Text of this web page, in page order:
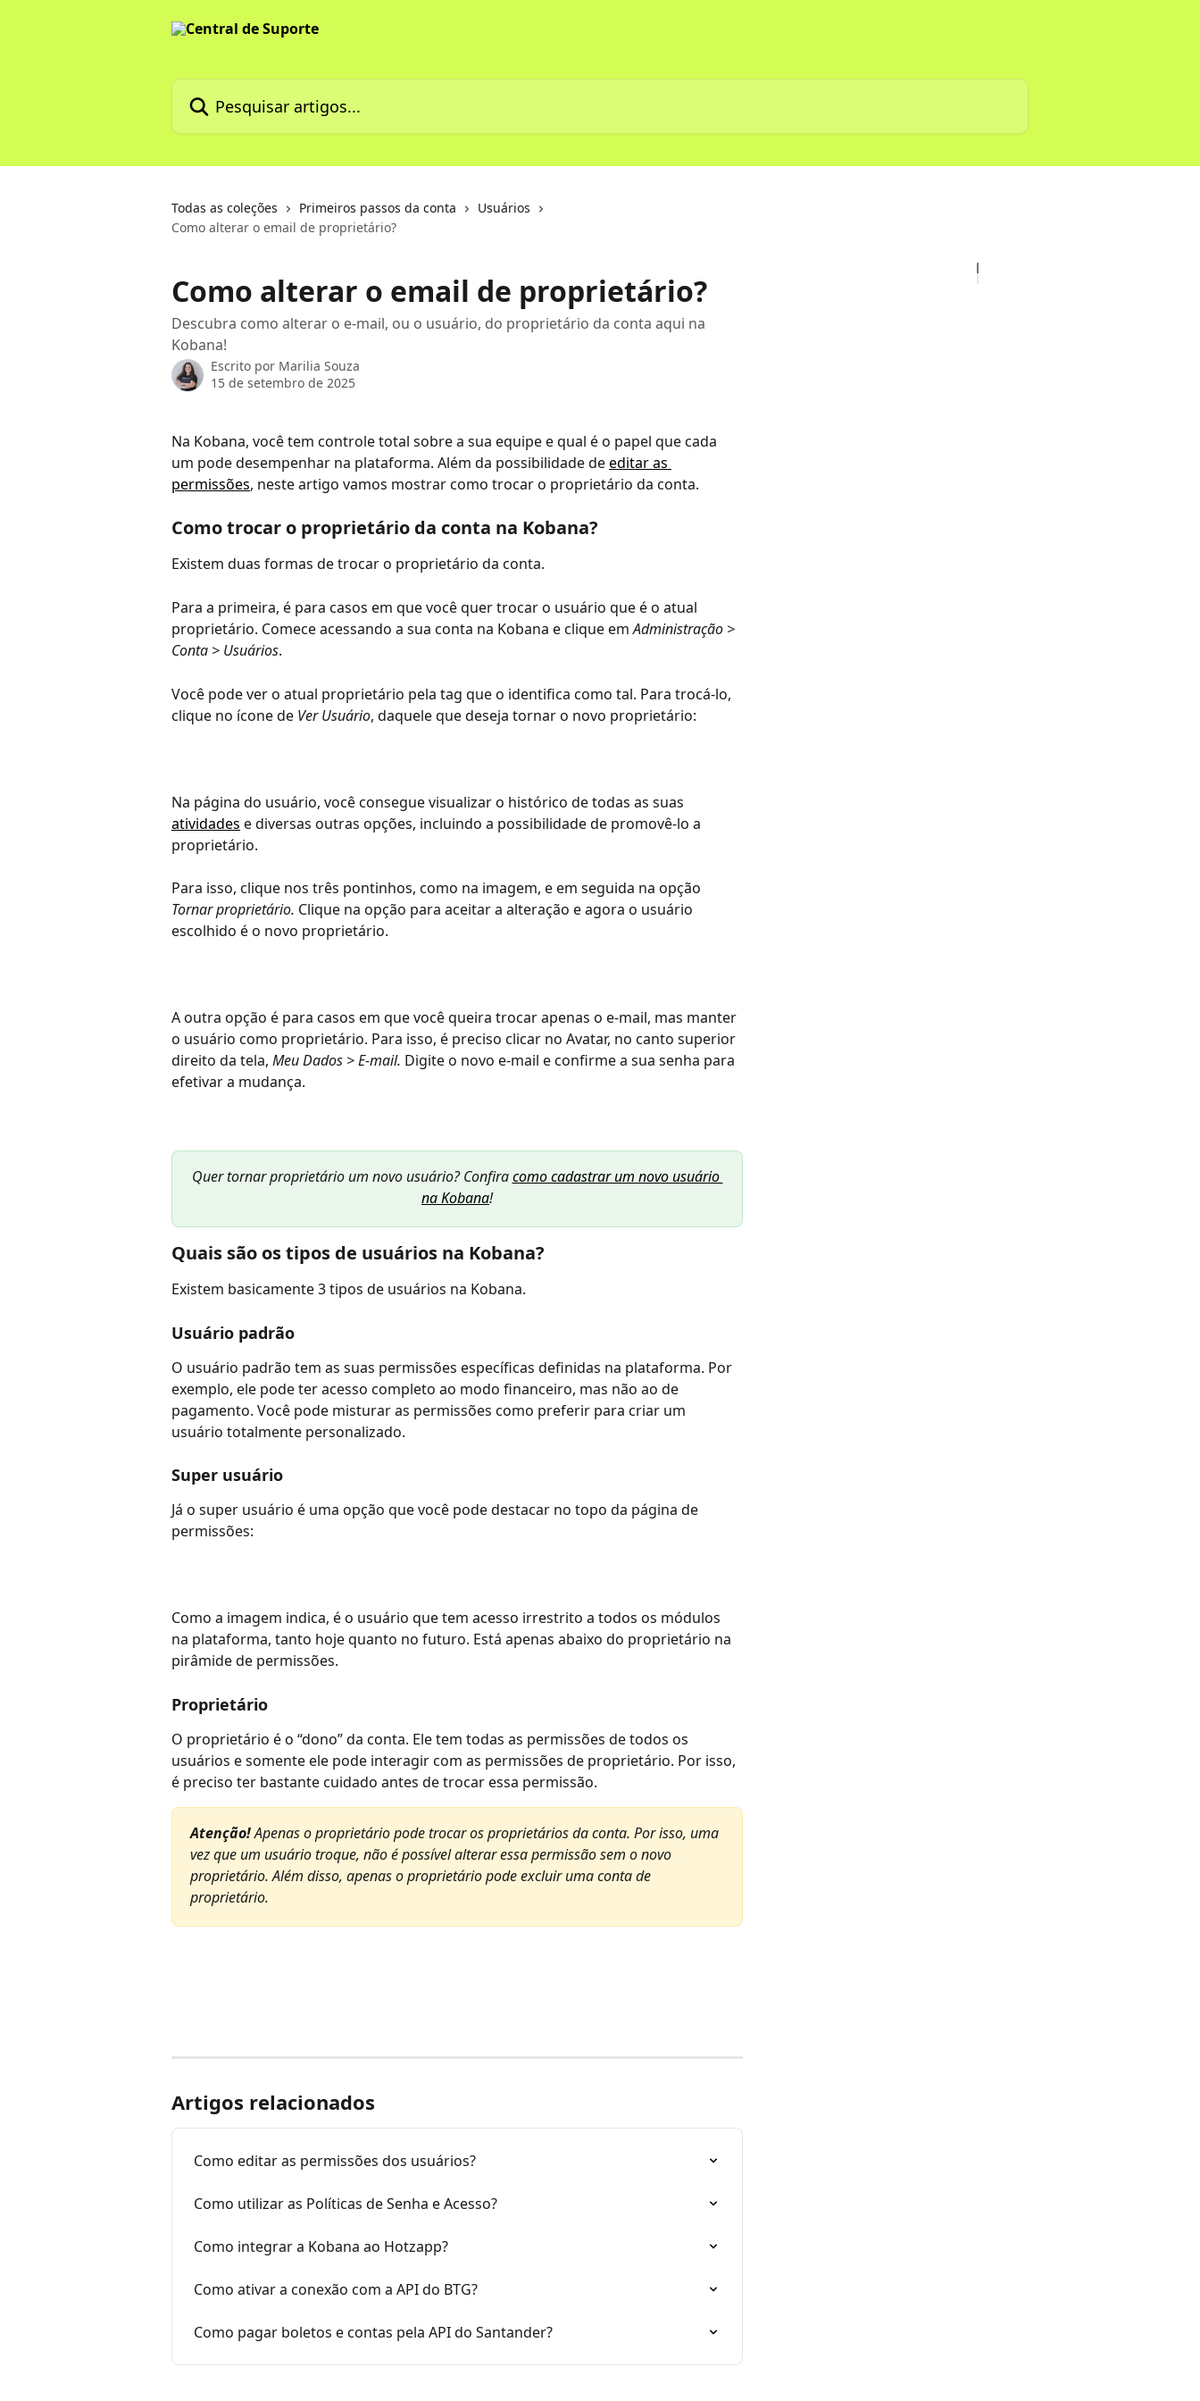
Pesquisar artigos...
Todas as coleções Primeiros passos da conta
Usuários
Como alterar o email de proprietário?
Como alterar o email de proprietário?
Descubra como alterar o e-mail, ou o usuário, do proprietário da conta aqui na
Kobana!
Escrito por Marilia Souza
15 de setembro de 2025
Na Kobana, você tem controle total sobre a sua equipe e qual é o papel que cada
um pode desempenhar na plataforma. Além da possibilidade de editar as
permissões, neste artigo vamos mostrar como trocar o proprietário da conta.
Como trocar o proprietário da conta na Kobana?
Existem duas formas de trocar o proprietário da conta.
Para a primeira, é para casos em que você quer trocar o usuário que é o atual
proprietário. Comece acessando a sua conta na Kobana e clique em Administração >
Conta > Usuários.
Você pode ver o atual proprietário pela tag que o identifica como tal. Para trocá-lo,
clique no ícone de Ver Usuário, daquele que deseja tornar o novo proprietário:
Na página do usuário, você consegue visualizar o histórico de todas as suas
atividades e diversas outras opções, incluindo a possibilidade de promovê-lo a
proprietário.
Para isso, clique nos três pontinhos, como na imagem, e em seguida na opção
Tornar proprietário. Clique na opção para aceitar a alteração e agora o usuário
escolhido é o novo proprietário.
A outra opção é para casos em que você queira trocar apenas o e-mail, mas manter
o usuário como proprietário. Para isso, é preciso clicar no Avatar, no canto superior
direito da tela, Meu Dados > E-mail. Digite o novo e-mail e confirme a sua senha para
efetivar a mudança.
Quer tornar proprietário um novo usuário? Confira como cadastrar um novo usuário
na Kobana!
Quais são os tipos de usuários na Kobana?
Existem basicamente 3 tipos de usuários na Kobana.
Usuário padrão
O usuário padrão tem as suas permissões específicas definidas na plataforma. Por
exemplo, ele pode ter acesso completo ao modo financeiro, mas não ao de
pagamento. Você pode misturar as permissões como preferir para criar um
usuário totalmente personalizado.
Super usuário
Já o super usuário é uma opção que você pode destacar no topo da página de
permissões:
Como a imagem indica, é o usuário que tem acesso irrestrito a todos os módulos
na plataforma, tanto hoje quanto no futuro. Está apenas abaixo do proprietário na
pirâmide de permissões.
Proprietário
O proprietário é o “dono” da conta. Ele tem todas as permissões de todos os
usuários e somente ele pode interagir com as permissões de proprietário. Por isso,
é preciso ter bastante cuidado antes de trocar essa permissão.
Atenção! Apenas o proprietário pode trocar os proprietários da conta. Por isso, uma
vez que um usuário troque, não é possível alterar essa permissão sem o novo
proprietário. Além disso, apenas o proprietário pode excluir uma conta de
proprietário.
Artigos relacionados
Como editar as permissões dos usuários?
Como utilizar as Políticas de Senha e Acesso?
Como integrar a Kobana ao Hotzapp?
Como ativar a conexão com a API do BTG?
Como pagar boletos e contas pela API do Santander?